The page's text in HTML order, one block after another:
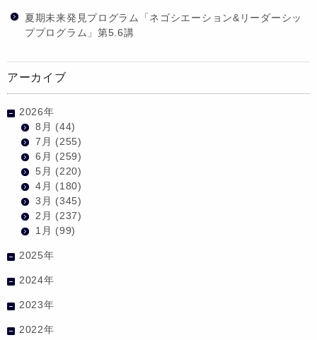
夏期未来発見プログラム「ネゴシエーション&リーダーシッ
ププログラム」第5.6講
アーカイブ
2026年
8月 (44)
7月 (255)
6月 (259)
5月 (220)
4月 (180)
3月 (345)
2月 (237)
1月 (99)
2025年
2024年
2023年
2022年